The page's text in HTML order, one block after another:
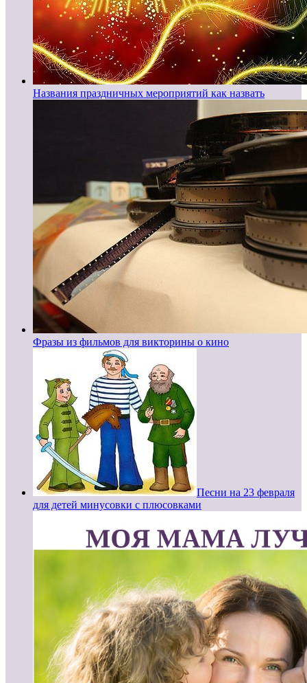
Названия праздничных мероприятий как назвать
Фразы из фильмов для викторины о кино
Песни на 23 февраля
для детей минусовки с плюсовками